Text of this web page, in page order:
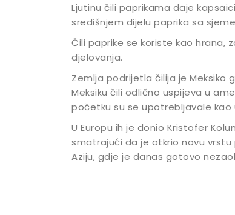
Ljutinu čili paprikama daje
središnjem dijelu paprika sa
Čili paprike se koriste kao hrana,
djelovanja.
Zemlja podrijetla čilija je Meksiko
Meksiku čili odlično uspijeva u
početku su se upotrebljavale kao
U Europu ih je donio Kristofer
smatrajući da je otkrio novu vrstu
Aziju, gdje je danas gotovo